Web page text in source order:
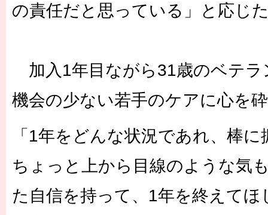
の責任だと思っている」と応じ
加入1年目ながら31歳のベテラ
機会の少ない若手のケアに心を
「1年をどんな状況であれ、棒
ちょっと上から目線のような気
た自信を持って、1年を終えて